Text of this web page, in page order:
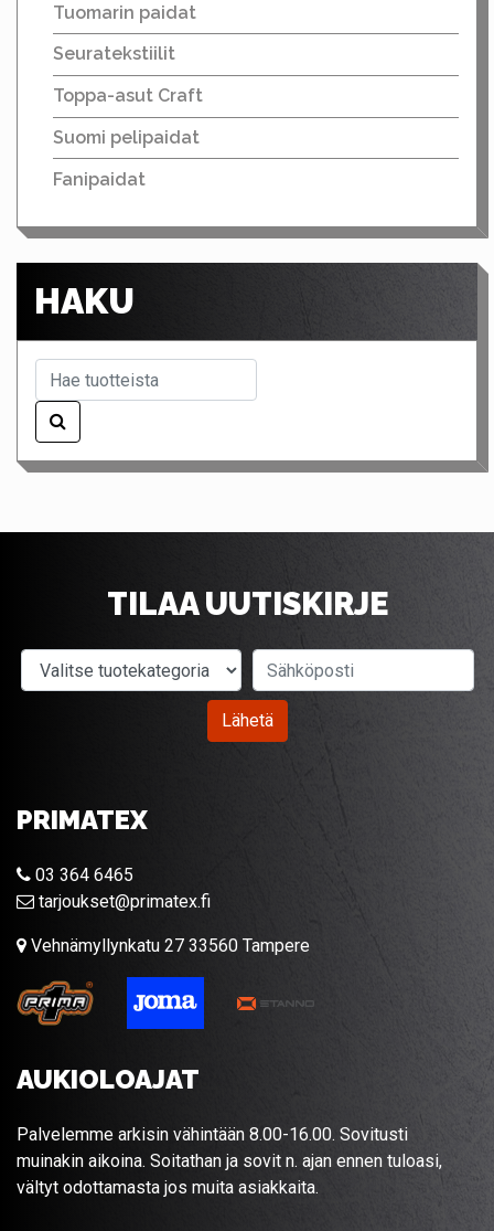
Tuomarin paidat
Seuratekstiilit
Toppa-asut Craft
Suomi pelipaidat
Fanipaidat
HAKU
TILAA UUTISKIRJE
Valitse tuotekategoria
Lähetä
PRIMATEX
03 364 6465
tarjoukset@primatex.fi
Vehnämyllynkatu 27 33560 Tampere
AUKIOLOAJAT
Palvelemme arkisin vähintään 8.00-16.00. Sovitusti
muinakin aikoina. Soitathan ja sovit n. ajan ennen tuloasi,
vältyt odottamasta jos muita asiakkaita.